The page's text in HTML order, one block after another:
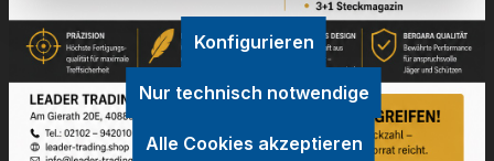
Technische Daten
GPSR Information
Bewertungen
Nur technisch notwendige
Konfigurieren
Alle Cookies akzeptieren